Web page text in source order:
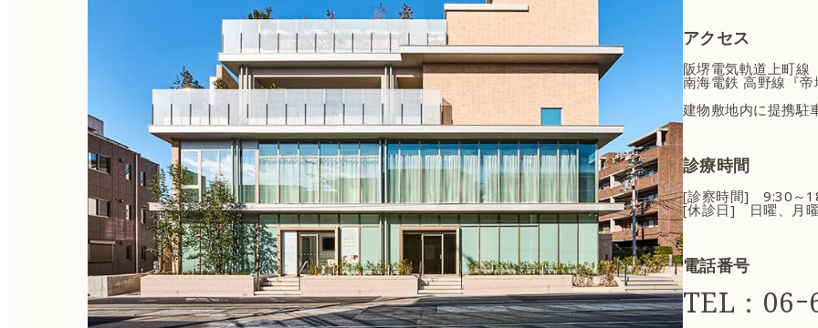
アクセス
阪堺電気軌道上町
南海電鉄 高野線『
建物敷地内に提携駐
診療時間
[診察時間] 9:30～
[休診日] 日曜、月曜
電話番号
TEL：06